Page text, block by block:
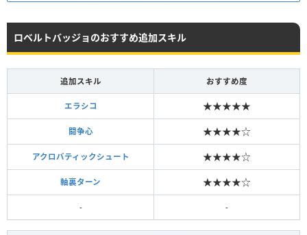
ロベルトバッジョのおすすめ追加スキル
追加スキル おすすめ度
エラシコ ★★★★★
闘争心 ★★★★☆
アクロバティックシュート ★★★★☆
軸裏ターン ★★★★☆
- -